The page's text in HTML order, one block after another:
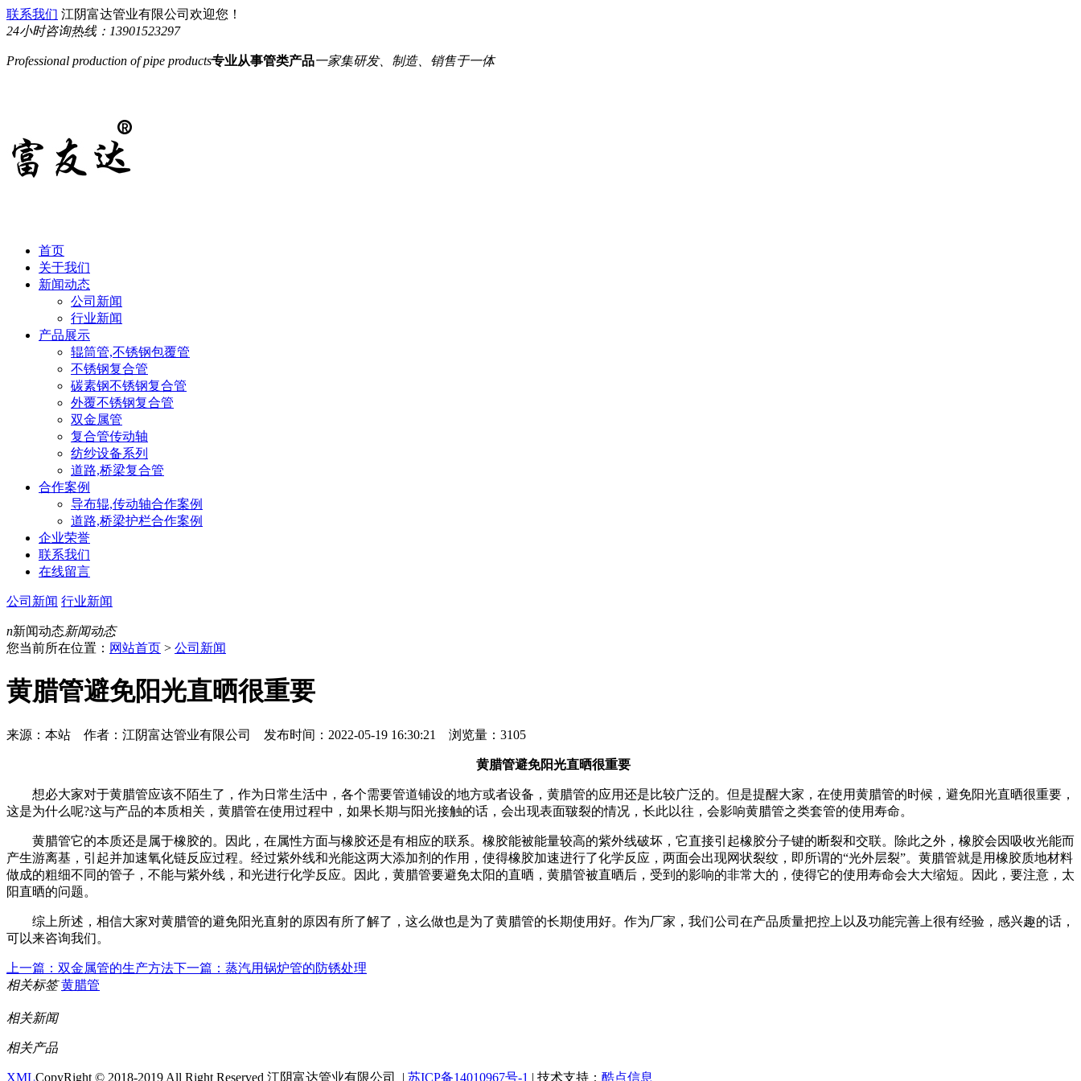
联系我们 江阴富达管业有限公司欢迎您！
24小时咨询热线： 13901523297
Professional production of pipe products专业从事管类产品一家集研发、制造、销售于一体
首页
关于我们
新闻动态
公司新闻
行业新闻
产品展示
辊筒管,不锈钢包覆管
不锈钢复合管
碳素钢不锈钢复合管
外覆不锈钢复合管
双金属管
复合管传动轴
纺纱设备系列
道路,桥梁复合管
合作案例
导布辊,传动轴合作案例
道路,桥梁护栏合作案例
企业荣誉
联系我们
在线留言
公司新闻 行业新闻
n新闻动态新闻动态
您当前所在位置： 网站首页 > 公司新闻
黄腊管避免阳光直晒很重要
来源：本站 作者：江阴富达管业有限公司 发布时间：2022-05-19 16:30:21 浏览量：3105
黄腊管避免阳光直晒很重要
想必大家对于黄腊管应该不陌生了，作为日常生活中，各个需要管道铺设的地方或者设备，黄腊管的应用还是比较广泛的。但是提醒大家，在使用黄腊管的时候，避免阳光直晒很重要，
这是为什么呢?这与产品的本质相关，黄腊管在使用过程中，如果长期与阳光接触的话，会出现表面皲裂的情况，长此以往，会影响黄腊管之类套管的使用寿命。
黄腊管它的本质还是属于橡胶的。因此，在属性方面与橡胶还是有相应的联系。橡胶能被能量较高的紫外线破坏，它直接引起橡胶分子键的断裂和交联。除此之外，橡胶会因吸收光能而
产生游离基，引起并加速氧化链反应过程。经过紫外线和光能这两大添加剂的作用，使得橡胶加速进行了化学反应，两面会出现网状裂纹，即所谓的“光外层裂”。黄腊管就是用橡胶质地材料
做成的粗细不同的管子，不能与紫外线，和光进行化学反应。因此，黄腊管要避免太阳的直晒，黄腊管被直晒后，受到的影响的非常大的，使得它的使用寿命会大大缩短。因此，要注意，太
阳直晒的问题。
综上所述，相信大家对黄腊管的避免阳光直射的原因有所了解了，这么做也是为了黄腊管的长期使用好。作为厂家，我们公司在产品质量把控上以及功能完善上很有经验，感兴趣的话，
可以来咨询我们。
上一篇：双金属管的生产方法下一篇：蒸汽用锅炉管的防锈处理
相关标签 黄腊管
相关新闻
相关产品
XMLCopyRight © 2018-2019 All Right Reserved 江阴富达管业有限公司 | 苏ICP备14010967号-1 | 技术支持： 酷点信息